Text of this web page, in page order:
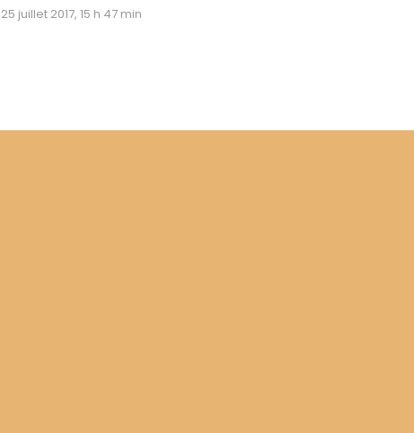
25 juillet 2017, 15 h 47 min